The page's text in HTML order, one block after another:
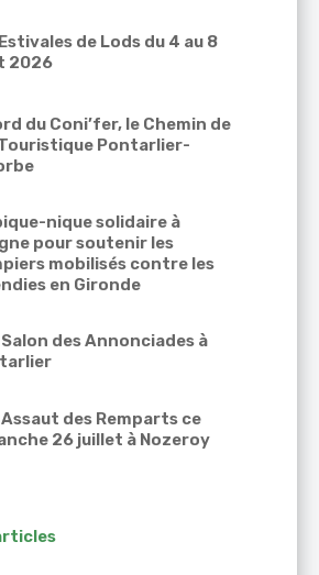
de Lods du 4 au 8
2026
du Coni’fer, le Chemin de
Pontarlier-
nique solidaire à
pour soutenir les
mobilisés contre les
en Gironde
des Annonciades à
des Remparts ce
26 juillet à Nozeroy